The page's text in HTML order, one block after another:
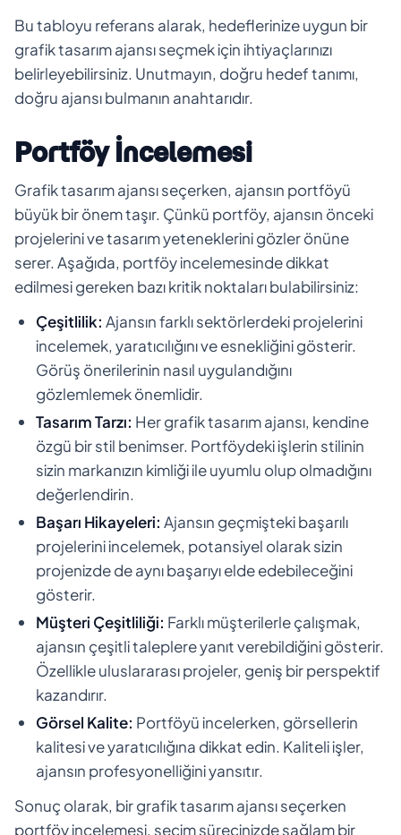
Bu tabloyu referans alarak, hedeflerinize uygun bir
grafik tasarım ajansı seçmek için ihtiyaçlarınızı
belirleyebilirsiniz. Unutmayın, doğru hedef tanımı,
doğru ajansı bulmanın anahtarıdır.
Portföy İncelemesi
Grafik tasarım ajansı seçerken, ajansın portföyü
büyük bir önem taşır. Çünkü portföy, ajansın önceki
projelerini ve tasarım yeteneklerini gözler önüne
serer. Aşağıda, portföy incelemesinde dikkat
edilmesi gereken bazı kritik noktaları bulabilirsiniz:
Çeşitlilik: Ajansın farklı sektörlerdeki projelerini
incelemek, yaratıcılığını ve esnekliğini gösterir.
Görüş önerilerinin nasıl uygulandığını
gözlemlemek önemlidir.
Tasarım Tarzı: Her grafik tasarım ajansı, kendine
özgü bir stil benimser. Portföydeki işlerin stilinin
sizin markanızın kimliği ile uyumlu olup olmadığını
değerlendirin.
Başarı Hikayeleri: Ajansın geçmişteki başarılı
projelerini incelemek, potansiyel olarak sizin
projenizde de aynı başarıyı elde edebileceğini
gösterir.
Müşteri Çeşitliliği: Farklı müşterilerle çalışmak,
ajansın çeşitli taleplere yanıt verebildiğini gösterir.
Özellikle uluslararası projeler, geniş bir perspektif
kazandırır.
Görsel Kalite: Portföyü incelerken, görsellerin
kalitesi ve yaratıcılığına dikkat edin. Kaliteli işler,
ajansın profesyonelliğini yansıtır.
Sonuç olarak, bir grafik tasarım ajansı seçerken
portföy incelemesi, seçim sürecinizde sağlam bir